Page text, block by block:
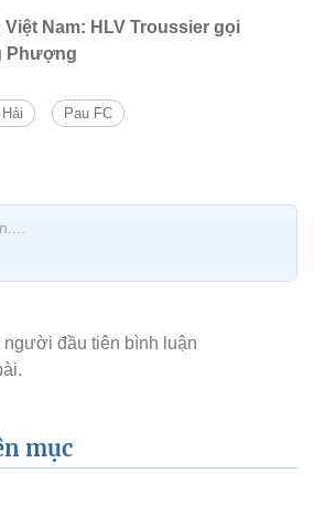
Nam: HLV Troussier gọi
Phượng
Pau FC
mục